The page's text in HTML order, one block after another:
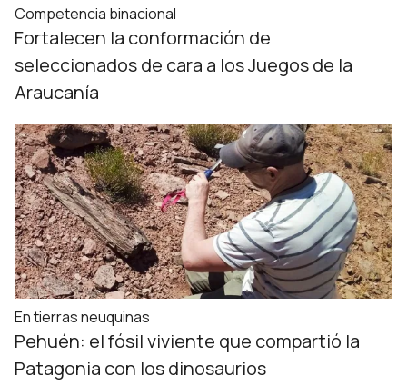
Competencia binacional
Fortalecen la conformación de
seleccionados de cara a los Juegos de la
Araucanía
En tierras neuquinas
Pehuén: el fósil viviente que compartió la
Patagonia con los dinosaurios